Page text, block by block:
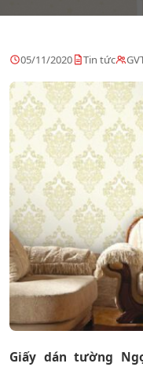
05/11/2020 Tin tức
Giấy dán tường